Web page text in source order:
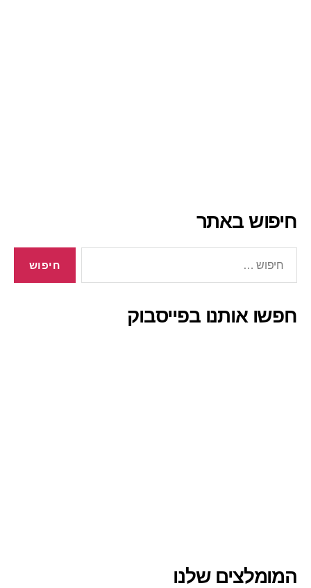
חיפוש באתר
חפשו אותנו בפייסבוק
המומלצים שלנו